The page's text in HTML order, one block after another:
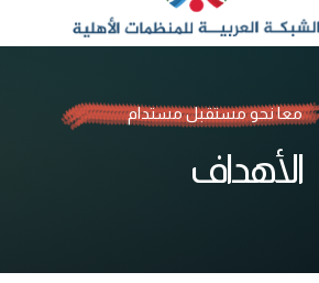
معا نحو مستقبل مستدام
الأهداف